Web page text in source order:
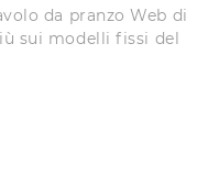
da pranzo Web di
sui modelli fissi del